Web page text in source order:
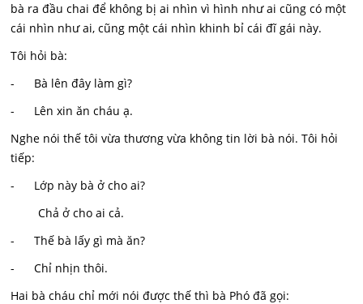
bà ra đầu chai để không bị ai nhìn vì hình như ai cũng có một
cái nhìn như ai, cũng một cái nhìn khinh bỉ cái đĩ gái này.
Tôi hỏi bà:
- Bà lên đây làm gì?
- Lên xin ăn cháu ạ.
Nghe nói thế tôi vừa thương vừa không tin lời bà nói. Tôi hỏi
tiếp:
- Lớp này bà ở cho ai?
Chả ở cho ai cả.
- Thế bà lấy gì mà ăn?
- Chỉ nhịn thôi.
Hai bà cháu chỉ mới nói được thế thì bà Phó đã gọi: